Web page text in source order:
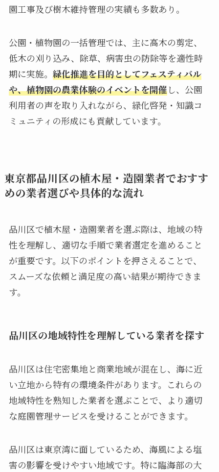
園工事及び樹木維持管理の実績も多数あり。
公園・植物園の一括管理では、主に高木の剪定、
低木の刈り込み、除草、病害虫の防除等を適性時
期に実施。 緑化推進を目的としてフェスティバル
や、植物園の農業体験のイベントを開催し、公園
利用者の声を取り入れながら、緑化啓発・知識コ
ミュニティの形成にも貢献しています。
東京都品川区の植木屋・造園業者でおすす
めの業者選びや具体的な流れ
品川区で植木屋・造園業者を選ぶ際は、地域の特
性を理解し、適切な手順で業者選定を進めること
が重要です。以下のポイントを押さえることで、
スムーズな依頼と満足度の高い結果が期待できま
す。
品川区の地域特性を理解している業者を探す
品川区は住宅密集地と商業地域が混在し、海に近
い立地から特有の環境条件があります。これらの
地域特性を熟知した業者を選ぶことで、より適切
な庭園管理サービスを受けることができます。
品川区は東京湾に面しているため、海風による塩
害の影響を受けやすい地域です。特に臨海部の大